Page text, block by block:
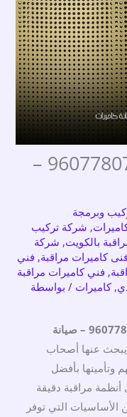
فني كاميرات الرميثية 96077807 –
وبرمجة
, شركة تركيب
بالكويت, شركة
فنى كاميرات مراقبة, فني
, فني كاميرات مراقبة
,كاميرات / بواسطة
فني كاميرات – الرميثية 96077807 – صيانة
يبحث عنها أصحاب
وتأمينها بأفضل
أنظمة مراقبة دقيقة
الأساسيات التي توفر